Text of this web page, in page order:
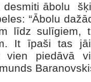
desmiti ābolu
“Ābolu
līdz sulīgiem,
It īpaši tas
piedāvā